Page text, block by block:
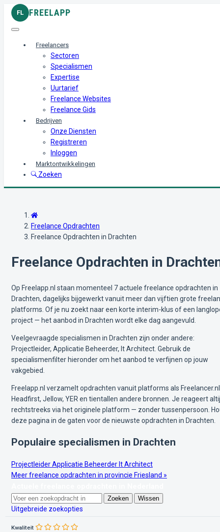
FL FREELAPP
Freelancers
Sectoren
Specialismen
Expertise
Uurtarief
Freelance Websites
Freelance Gids
Bedrijven
Onze Diensten
Registreren
Inloggen
Marktontwikkelingen
Zoeken
Freelance Opdrachten
Freelance Opdrachten in Drachten
Freelance Opdrachten in
Op Freelapp.nl staan momenteel 7 actuele freelance opdrachten in
Drachten, dagelijks bijgewerkt vanuit meer dan vijftien grote
platforms. Of je nu zoekt naar een korte interim-klus of een
project — het aanbod in Drachten wordt elke dag aangevuld.
Veelgevraagde specialismen in Drachten zijn onder andere:
Projectleider, Applicatie Beheerder, It Architect. Gebruik de
specialismenfilter hieronder om het aanbod te verfijnen op jouw
vakgebied.
Freelapp.nl verzamelt opdrachten vanuit platforms als
Headfirst, Jellow, YER en tientallen andere bronnen. Je reageert
rechtstreeks via het originele platform — zonder tussenpersoon.
deze pagina in de gaten voor de nieuwste opdrachten in Drachten.
Populaire specialismen in Drachten
ProjectleiderApplicatie Beheerder It Architect
Meer freelance opdrachten in provincie Friesland »
Zoeken Wissen
Uitgebreide zoekopties
Kwaliteit